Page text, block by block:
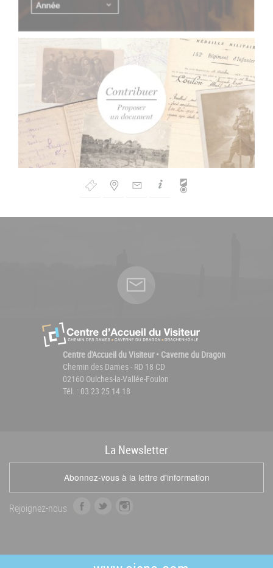
de
Centre d'Accueil du Visiteur • Caverne du Dragon
Chemin des Dames - RD 18 CD
02160 Oulches-la-Vallée-Foulon
Tél. : 03 23 25 14 18
La Newsletter
Abonnez-vous à la lettre d'information
Rejoignez-nous
b
t
a